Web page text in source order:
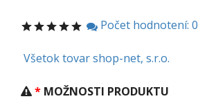
Počet hodnotení: 0
Všetok tovar shop-net, s.r.o.
MOŽNOSTI PRODUKTU